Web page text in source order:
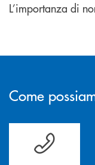
L’importanza di
Come
Per ogni necessità